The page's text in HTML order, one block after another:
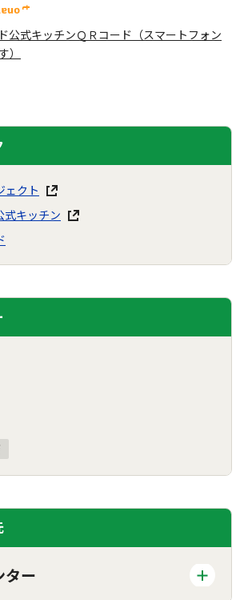
公式キッチンＱＲコード（スマートフォン
ェクト
式キッチン
ター